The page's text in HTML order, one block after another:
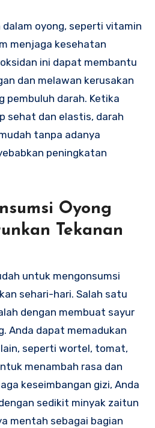
oyong, seperti vitamin
menjaga kesehatan
ini dapat membantu
dan melawan kerusakan
pembuluh darah. Ketika
sehat dan elastis, darah
tanpa adanya
peningkatan
Oyong
Tekanan
untuk mengonsumsi
sehari-hari. Salah satu
dengan membuat sayur
Anda dapat memadukan
seperti wortel, tomat,
menambah rasa dan
keseimbangan gizi, Anda
sedikit minyak zaitun
mentah sebagai bagian